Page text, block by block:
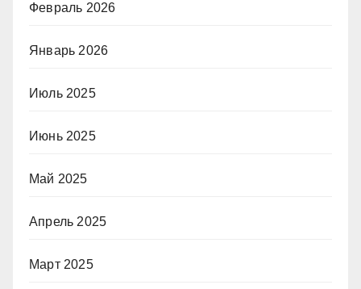
Февраль 2026
Январь 2026
Июль 2025
Июнь 2025
Май 2025
Апрель 2025
Март 2025